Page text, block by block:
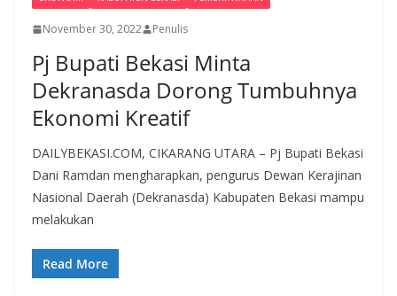
November 30, 2022 Penulis
Pj Bupati Bekasi Minta
Dekranasda Dorong Tumbuhnya
Ekonomi Kreatif
DAILYBEKASI.COM, CIKARANG UTARA – Pj Bupati Bekasi
Dani Ramdan mengharapkan, pengurus Dewan Kerajinan
Nasional Daerah (Dekranasda) Kabupaten Bekasi mampu
melakukan
Read More